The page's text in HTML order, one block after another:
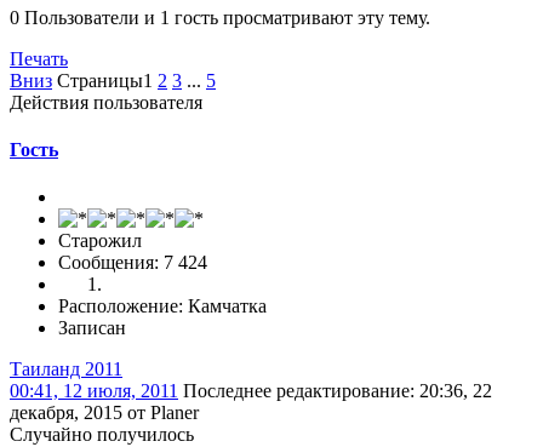
0 Пользователи и 1 гость просматривают эту тему.
Печать
Вниз Страницы1 2 3 ... 5
Действия пользователя
Гоcть
Старожил
Сообщения: 7 424
Расположение: Камчатка
Записан
Таиланд 2011
00:41, 12 июля, 2011 Последнее редактирование: 20:36, 22
декабря, 2015 от Planer
Случайно получилось